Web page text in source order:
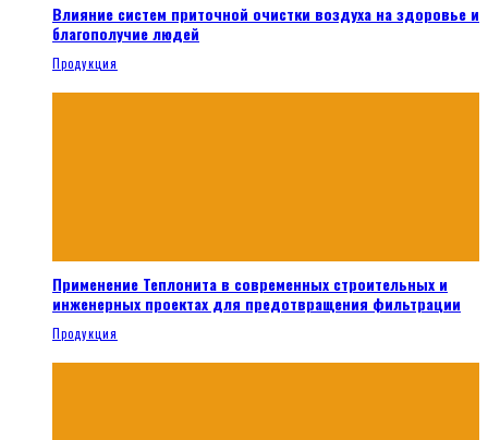
Влияние систем приточной очистки воздуха на здоровье и
благополучие людей
Продукция
Применение Теплонита в современных строительных и
инженерных проектах для предотвращения фильтрации
Продукция